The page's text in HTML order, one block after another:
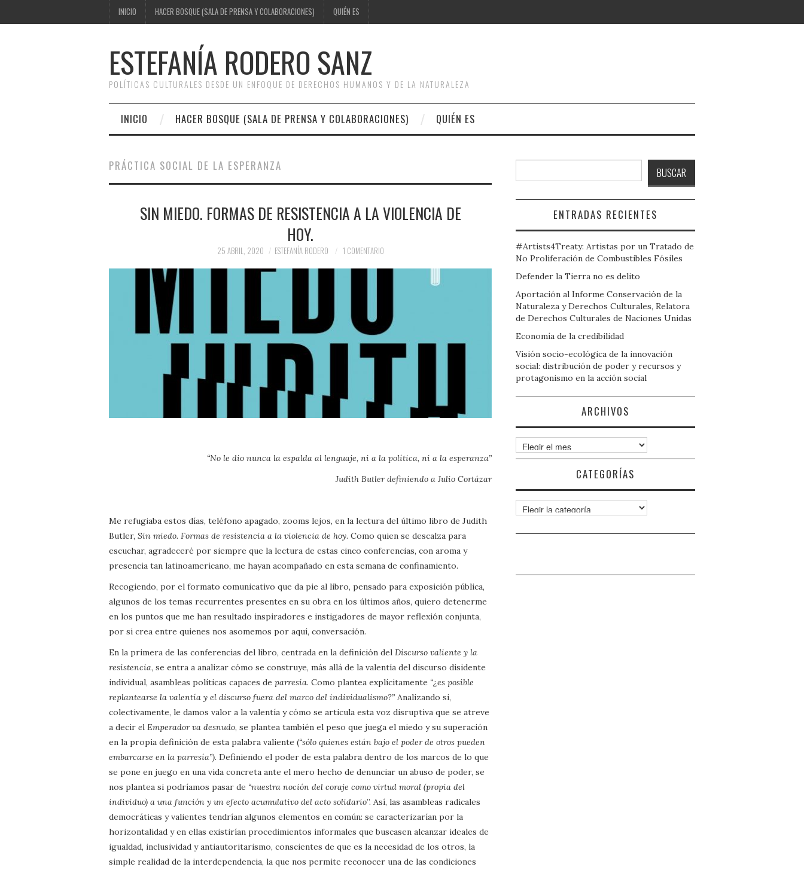
INICIO HACER BOSQUE (SALA DE PRENSA Y COLABORACIONES) QUIÉN ES
ESTEFANÍA RODERO SANZ
POLÍTICAS CULTURALES DESDE UN ENFOQUE DE DERECHOS HUMANOS Y DE LA NATURALEZA
INICIO HACER BOSQUE (SALA DE PRENSA Y COLABORACIONES) QUIÉN ES
PRÁCTICA SOCIAL DE LA ESPERANZA
SIN MIEDO. FORMAS DE RESISTENCIA A LA VIOLENCIA DE
HOY.
25 ABRIL, 2020 ESTEFANÍA RODERO 1 COMENTARIO
“No le dio nunca la espalda al lenguaje, ni a la política, ni a la esperanza”
Judith Butler definiendo a Julio Cortázar
Me refugiaba estos días, teléfono apagado, zooms lejos, en la lectura del último libro de Judith
Butler, Sin miedo. Formas de resistencia a la violencia de hoy. Como quien se descalza para
escuchar, agradeceré por siempre que la lectura de estas cinco conferencias, con aroma y
presencia tan latinoamericano, me hayan acompañado en esta semana de confinamiento.
Recogiendo, por el formato comunicativo que da pie al libro, pensado para exposición pública,
algunos de los temas recurrentes presentes en su obra en los últimos años, quiero detenerme
en los puntos que me han resultado inspiradores e instigadores de mayor reflexión conjunta,
por si crea entre quienes nos asomemos por aquí, conversación.
En la primera de las conferencias del libro, centrada en la definición del Discurso valiente y la
resistencia, se entra a analizar cómo se construye, más allá de la valentía del discurso disidente
individual, asambleas políticas capaces de parresía. Como plantea explícitamente “¿es posible
replantearse la valentía y el discurso fuera del marco del individualismo?” Analizando si,
colectivamente, le damos valor a la valentía y cómo se articula esta voz disruptiva que se atreve
a decir el Emperador va desnudo, se plantea también el peso que juega el miedo y su superación
en la propia definición de esta palabra valiente (“sólo quienes están bajo el poder de otros pueden
embarcarse en la parresía”). Definiendo el poder de esta palabra dentro de los marcos de lo que
se pone en juego en una vida concreta ante el mero hecho de denunciar un abuso de poder, se
nos plantea si podríamos pasar de “nuestra noción del coraje como virtud moral (propia del
individuo) a una función y un efecto acumulativo del acto solidario”. Así, las asambleas radicales
democráticas y valientes tendrían algunos elementos en común: se caracterizarían por la
horizontalidad y en ellas existirían procedimientos informales que buscasen alcanzar ideales de
igualdad, inclusividad y antiautoritarismo, conscientes de que es la necesidad de los otros, la
simple realidad de la interdependencia, la que nos permite reconocer una de las condiciones
BUSCAR
ENTRADAS RECIENTES
#Artists4Treaty: Artistas por un Tratado de
No Proliferación de Combustibles Fósiles
Defender la Tierra no es delito
Aportación al Informe Conservación de la
Naturaleza y Derechos Culturales, Relatora
de Derechos Culturales de Naciones Unidas
Economía de la credibilidad
Visión socio-ecológica de la innovación
social: distribución de poder y recursos y
protagonismo en la acción social
ARCHIVOS
Archivos
CATEGORÍAS
Categorías